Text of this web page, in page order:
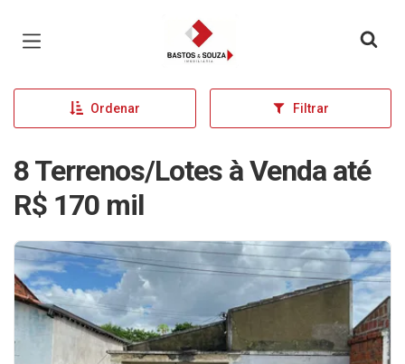
Página inicial
Ordenar Filtrar
8 Terrenos/Lotes à Venda até
R$ 170 mil